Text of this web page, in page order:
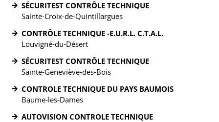
SÉCURITEST CONTRÔLE TECHNIQUE
Sainte-Croix-de-Quintillargues
CONTRÔLE TECHNIQUE -E.U.R.L. C.T.A.L.
Louvigné-du-Désert
SÉCURITEST CONTRÔLE TECHNIQUE
Sainte-Geneviève-des-Bois
CONTROLE TECHNIQUE DU PAYS BAUMOIS
Baume-les-Dames
AUTOVISION CONTROLE TECHNIQUE